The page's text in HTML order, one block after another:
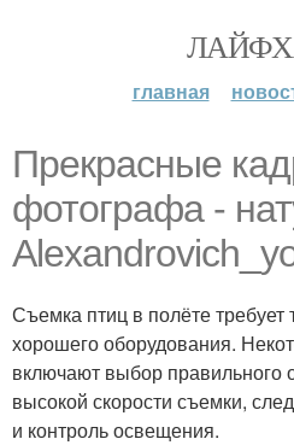
главная
Прекрасные
фотографа -
Съемка птиц в полёте требует
хорошего оборудования.
включают выбор правильного
высокой скорости съемки,
и контроль освещения.